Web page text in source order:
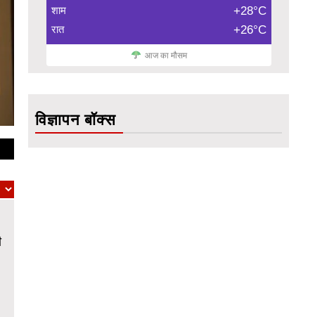
शाम +28°C
रात +26°C
आज का मौसम
विज्ञापन बॉक्स